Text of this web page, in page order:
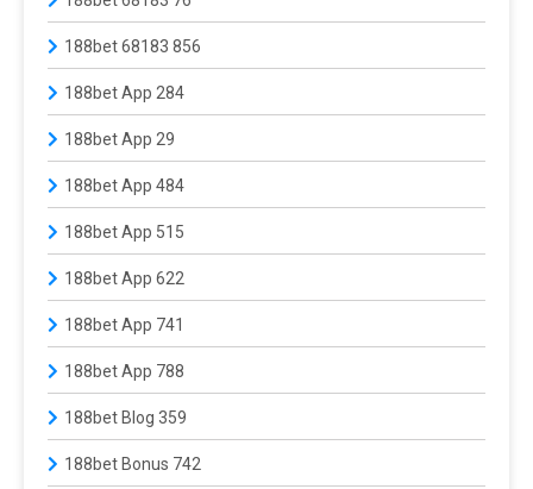
188bet 68183 856
188bet App 284
188bet App 29
188bet App 484
188bet App 515
188bet App 622
188bet App 741
188bet App 788
188bet Blog 359
188bet Bonus 742